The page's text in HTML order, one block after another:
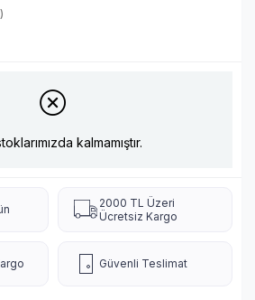
kalmamıştır.
2000 TL Üzeri
Ücretsiz Kargo
Güvenli Teslimat